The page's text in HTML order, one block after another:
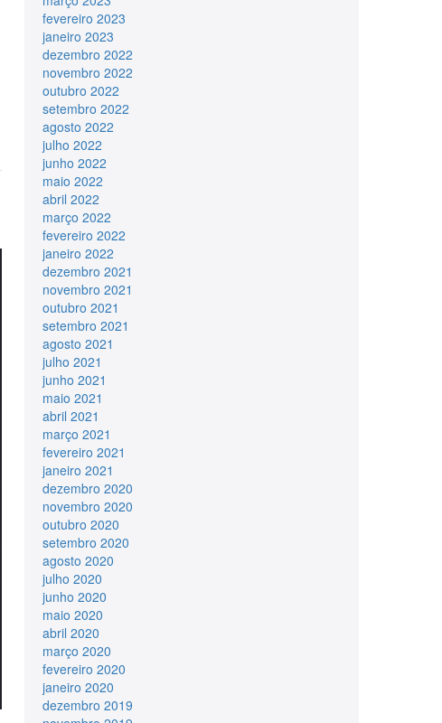
fevereiro 2023
janeiro 2023
dezembro 2022
novembro 2022
outubro 2022
setembro 2022
agosto 2022
julho 2022
junho 2022
maio 2022
abril 2022
março 2022
fevereiro 2022
janeiro 2022
dezembro 2021
novembro 2021
outubro 2021
setembro 2021
agosto 2021
julho 2021
junho 2021
maio 2021
abril 2021
março 2021
fevereiro 2021
janeiro 2021
dezembro 2020
novembro 2020
outubro 2020
setembro 2020
agosto 2020
julho 2020
junho 2020
maio 2020
abril 2020
março 2020
fevereiro 2020
janeiro 2020
dezembro 2019